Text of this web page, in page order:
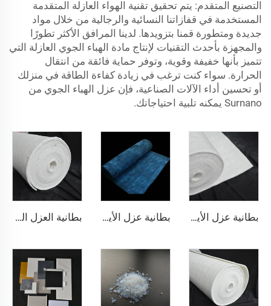
التصنيع المتقدم: يتم تحقيق تقنية الهواء العازلة المتقدمة
المستخدمة في قفازاتنا النسائية والرجالية من خلال مواد
جديدة ومتطورة قمنا بتزويدها. لدينا المرافق الأكثر تطورًا
والمجهزة بأحدث التقنيات لإنتاج مادة الهباء الجوي العازلة التي
تتميز بأنها خفيفة وقوية، وتوفر حماية فائقة من انتقال
الحرارة. سواء كنت ترغب في زيادة كفاءة الطاقة في منزلك
أو تحسين أداء الآلات الصناعية، فإن عزل الهباء الجوي من
Surnano يمكنه تلبية احتياجاتك.
بطانية عزل الأيروجل 200℃ بطانية عزل الأيروجل 350℃ بطانية العزل النانوية 650℃